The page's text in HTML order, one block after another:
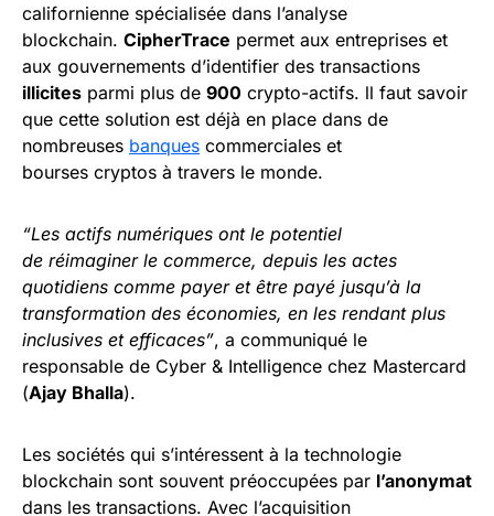
californienne spécialisée dans l’analyse
blockchain. CipherTrace permet aux entreprises et
aux gouvernements d’identifier des transactions
illicites parmi plus de 900 crypto-actifs. ll faut savoir
que cette solution est déjà en place dans de
nombreuses banques commerciales et
bourses cryptos à travers le monde.
“Les actifs numériques ont le potentiel
de réimaginer le commerce, depuis les actes
quotidiens comme payer et être payé jusqu’à la
transformation des économies, en les rendant plus
inclusives et efficaces”, a communiqué le
responsable de Cyber & Intelligence chez Mastercard
(Ajay Bhalla).
Les sociétés qui s’intéressent à la technologie
blockchain sont souvent préoccupées par l’anonymat
dans les transactions. Avec l’acquisition